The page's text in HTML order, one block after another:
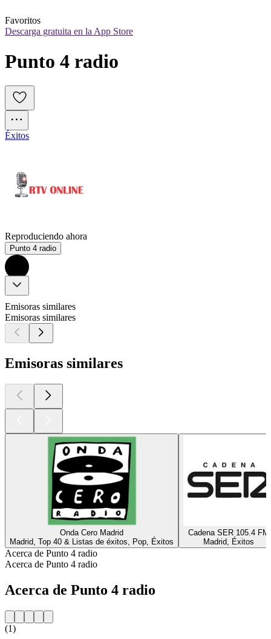
Favoritos
Descarga gratuita en la App Store
Punto 4 radio
Éxitos
Reproduciendo ahora
Punto 4 radio
Emisoras similares
Emisoras similares
Emisoras similares
Onda Cero Madrid
Madrid, Top 40 & Listas de éxitos, Pop, Éxitos
Cadena SER 105.4 FM
Madrid, Éxitos
Acerca de Punto 4 radio
Acerca de Punto 4 radio
Acerca de Punto 4 radio
(1)